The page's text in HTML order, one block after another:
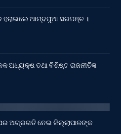
ହରାଇଲେ ଆମ୍ବପୁଆ ସରପଞ୍ଚ ।
ଅଧ୍ୟକ୍ଷ ତଥା ବିଶିଷ୍ଟ ରାଜନୀତିଜ୍ଞ
ଅଗ୍ରଗତି ନେଇ ଜିଲ୍ଲାପାଳଙ୍କ